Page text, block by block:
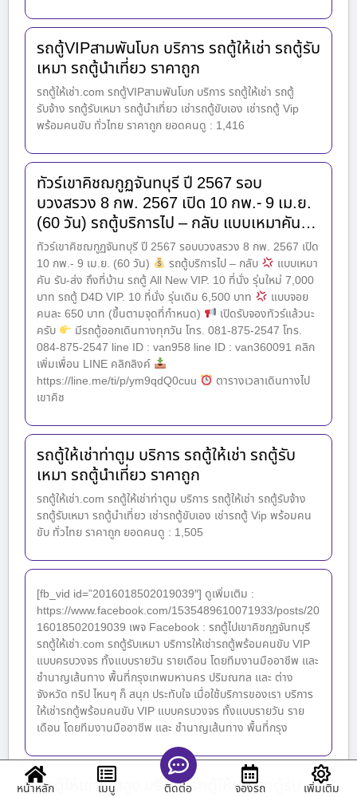
รถตู้VIPสามพันโบก บริการ รถตู้ให้เช่า รถตู้รับ
เหมา รถตู้นำเที่ยว ราคาถูก
รถตู้ให้เช่า.com รถตู้VIPสามพันโบก บริการ รถตู้ให้เช่า รถตู้
รับจ้าง รถตู้รับเหมา รถตู้นำเที่ยว เช่ารถตู้ขับเอง เช่ารถตู้ Vip
พร้อมคนขับ ทั่วไทย ราคาถูก ยอดคนดู : 1,416
ทัวร์เขาคิชฌกูฏจันทบุรี ปี 2567 รอบ
บวงสรวง 8 กพ. 2567 เปิด 10 กพ.- 9 เม.ย.
(60 วัน) รถตู้บริการไป – กลับ แบบเหมาคัน…
ทัวร์เขาคิชฌกูฏจันทบุรี ปี 2567 รอบบวงสรวง 8 กพ. 2567 เปิด
10 กพ.- 9 เม.ย. (60 วัน)
รถตู้บริการไป – กลับ
แบบเหมา
คัน รับ-ส่ง ถึงที่บ้าน รถตู้ All New VIP. 10 ที่นั่ง รุ่นใหม่ 7,000
บาท รถตู้ D4D VIP. 10 ที่นั่ง รุ่นเดิม 6,500 บาท
แบบจอย
คนละ 650 บาท (ขึ้นตามจุดที่กำหนด)
เปิดรับจองทัวร์แล้วนะ
ครับ
มีรถตู้ออกเดินทางทุกวัน โทร. 081-875-2547 โทร.
084-875-2547 line ID : van958 line ID : van360091 คลิก
เพิ่มเพื่อน LINE คลิกลิงค์
https://line.me/ti/p/ym9qdQ0cuu
ตารางเวลาเดินทางไป
เขาคิช
รถตู้ให้เช่าท่าตูม บริการ รถตู้ให้เช่า รถตู้รับ
เหมา รถตู้นำเที่ยว ราคาถูก
รถตู้ให้เช่า.com รถตู้ให้เช่าท่าตูม บริการ รถตู้ให้เช่า รถตู้รับจ้าง
รถตู้รับเหมา รถตู้นำเที่ยว เช่ารถตู้ขับเอง เช่ารถตู้ Vip พร้อมคน
ขับ ทั่วไทย ราคาถูก ยอดคนดู : 1,505
[fb_vid id=”2016018502019039″] ดูเพิ่มเติม :
https://www.facebook.com/1535489610071933/posts/20
16018502019039 เพจ Facebook : รถตู้ไปเขาคิชกุฏจันทบุรี
รถตู้ให้เช่า.com รถตู้รับเหมา บริการให้เช่ารถตู้พร้อมคนขับ VIP
แบบครบวงจร ทั้งแบบรายวัน รายเดือน โดยทีมงานมืออาชีพ และ
ชำนาญเส้นทาง พื้นที่กรุงเทพมหานคร ปริมณฑล และ ต่าง
จังหวัด ทริป ไหนๆ ก็ สนุก ประทับใจ เมื่อใช้บริการของเรา บริการ
ให้เช่ารถตู้พร้อมคนขับ VIP แบบครบวงจร ทั้งแบบรายวัน ราย
เดือน โดยทีมงานมืออาชีพ และ ชำนาญเส้นทาง พื้นที่กรุง
รถตู้ให้เช่าโนนสูง บริการ รถตู้ให้เช่า รถตู้รับ
หน้าหลัก เมนู ติดต่อ จองรถ เพิ่มเติม